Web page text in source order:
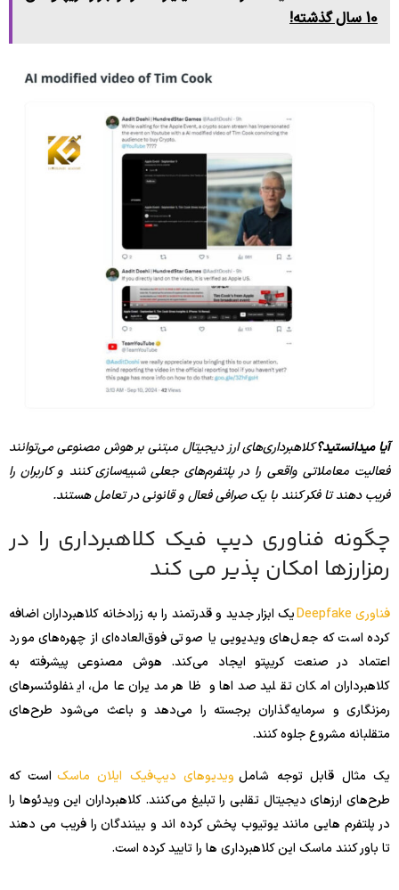
10 سال گذشته!
آیا میدانستید؟کلاهبرداری‌های ارز دیجیتال مبتنی بر هوش مصنوعی می‌توانند
فعالیت معاملاتی واقعی را در پلتفرم‌های جعلی شبیه‌سازی کنند و کاربران را
فریب دهند تا فکر کنند با یک صرافی فعال و قانونی در تعامل هستند.
چگونه فناوری دیپ فیک کلاهبرداری را در
رمزارزها امکان پذیر می کند
فناوری Deepfake
یک ابزار جدید و قدرتمند را به زرادخانه کلاهبرداران اضافه
کرده است که جعل‌های ویدیویی یا صوتی فوق‌العاده‌ای از چهره‌های مورد
اعتماد در صنعت کریپتو ایجاد می‌کند. هوش مصنوعی پیشرفته به
کلاهبرداران امکان تقلید صداها و ظاهر مدیران عامل، اینفلوئنسرهای
رمزنگاری و سرمایه‌گذاران برجسته را می‌دهد و باعث می‌شود طرح‌های
متقلبانه مشروع جلوه کنند.
یک مثال قابل توجه شامل ویدیوهای دیپ‌فیک ایلان ماسک است که
طرح‌های ارزهای دیجیتال تقلبی را تبلیغ می‌کنند. کلاهبرداران این ویدئوها را
در پلتفرم هایی مانند یوتیوب پخش کرده اند و بینندگان را فریب می دهند
تا باور کنند ماسک این کلاهبرداری ها را تایید کرده است.